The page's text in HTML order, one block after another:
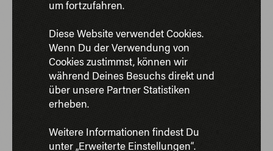
um fortzufahren.
Diese Website verwendet Cookies.
Wenn Du der Verwendung von
Cookies zustimmst, können wir
während Deines Besuchs direkt und
über unsere Partner Statistiken
erheben.
Weitere Informationen findest Du
unter „Erweiterte Einstellungen“.